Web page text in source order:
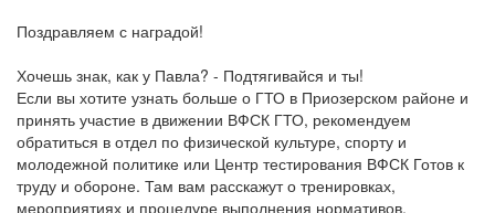
Поздравляем с наградой!
Хочешь знак, как у Павла? - Подтягивайся и ты!
Если вы хотите узнать больше о ГТО в Приозерском районе и
принять участие в движении ВФСК ГТО, рекомендуем
обратиться в отдел по физической культуре, спорту и
молодежной политике или Центр тестирования ВФСК Готов к
труду и обороне. Там вам расскажут о тренировках,
мероприятиях и процедуре выполнения нормативов.